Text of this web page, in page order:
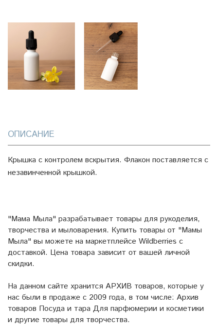
ОПИСАНИЕ
Крышка с контролем вскрытия. Флакон поставляется с
незавинченной крышкой.
"Мама Мыла" разрабатывает товары для рукоделия,
творчества и мыловарения. Купить товары от "Мамы
Мыла" вы можете на маркетплейсе Wildberries с
доставкой. Цена товара зависит от вашей личной
скидки.
На данном сайте хранится АРХИВ товаров, которые у
нас были в продаже с 2009 года, в том числе: Архив
товаров Посуда и тара Для парфюмерии и косметики
и другие товары для творчества.